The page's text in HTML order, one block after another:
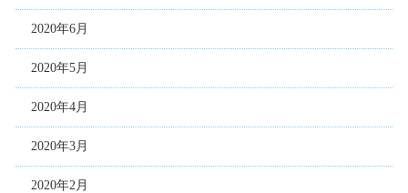
2020年6月
2020年5月
2020年4月
2020年3月
2020年2月